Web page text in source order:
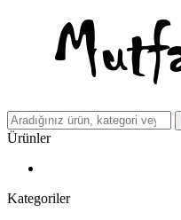
Ürünler
Kategoriler